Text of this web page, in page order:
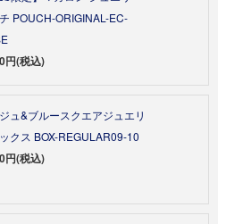
POUCH-ORIGINAL-EC-
円(税込)
ュ&ブルースクエアジュエリ
クス BOX-REGULAR09-10
円(税込)